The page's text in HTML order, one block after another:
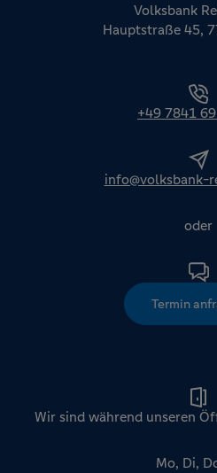
Volksbank
Hauptstraße 45,
+49 7841
info@volksbank-
oder
Termin
Wir sind während unseren
Mo, Di,